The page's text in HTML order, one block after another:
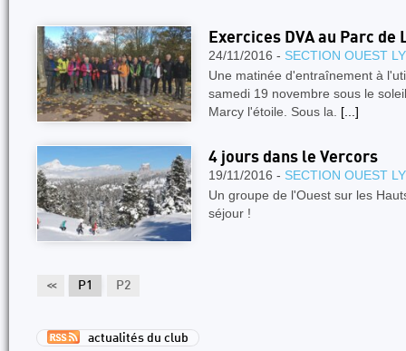
Exercices DVA au Parc de
24/11/2016 - SECTION OUEST
Une matinée d'entraînement à
samedi 19 novembre sous le
Marcy l'étoile. Sous la. [...]
4 jours dans le Vercors
19/11/2016 - SECTION OUEST
Un groupe de l'Ouest sur les
séjour !
<< P1 P2
actualités du club